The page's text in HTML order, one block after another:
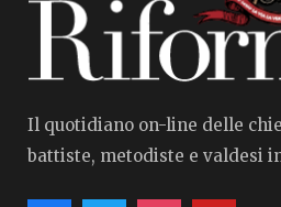
Il quotidiano on-line delle
battiste, metodiste e valdesi